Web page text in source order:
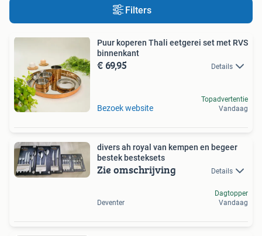
Filters
Puur koperen Thali eetgerei set met RVS
binnenkant
€ 69,95 Details
Bezoek website
Topadvertentie
Vandaag
divers ah royal van kempen en begeer
bestek besteksets
Zie omschrijving Details
Deventer
Dagtopper
Vandaag